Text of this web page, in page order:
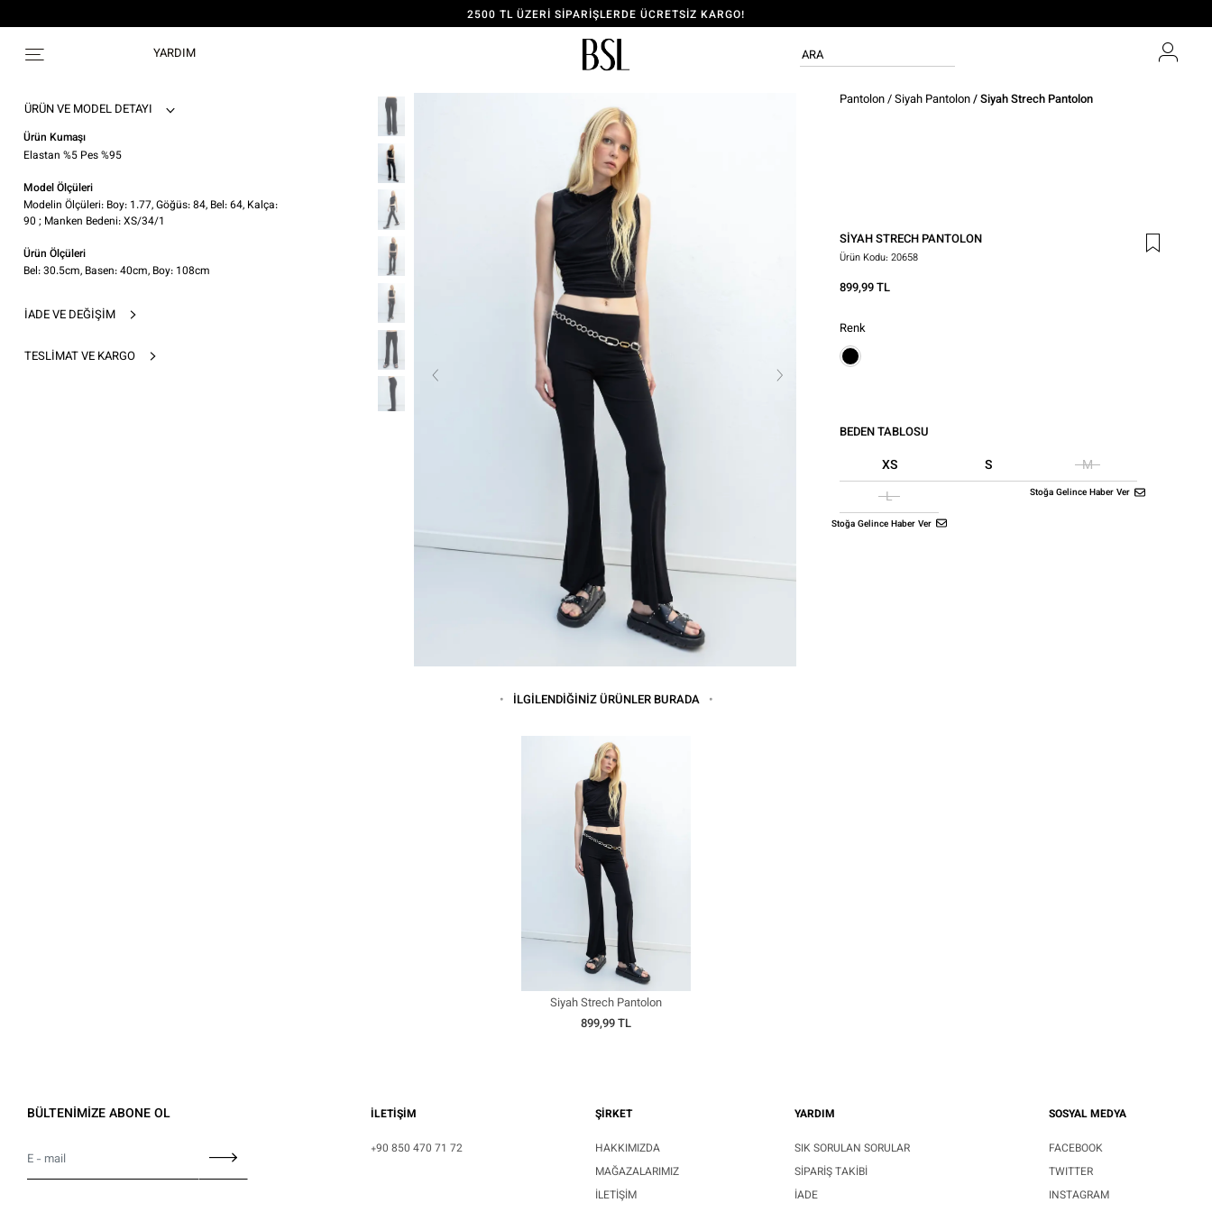
2500 TL ÜZERİ SİPARİŞLERDE ÜCRETSİZ KARGO!
ÜYE OL, 150 TL İNDİRİM KODU KAZAN!
YARDIM
ÜRÜN VE MODEL DETAYI
Ürün Kumaşı
Elastan %5 Pes %95
Model Ölçüleri
Modelin Ölçüleri: Boy: 1.77, Göğüs: 84, Bel: 64, Kalça:
90 ; Manken Bedeni: XS/34/1
Ürün Ölçüleri
Bel: 30.5cm, Basen: 40cm, Boy: 108cm
İADE VE DEĞIŞIM
TESLIMAT VE KARGO
Pantolon/Siyah Pantolon/ Siyah Strech Pantolon
SIYAH STRECH PANTOLON
Ürün Kodu: 20658
899,99 TL
Renk
BEDEN TABLOSU
XS S
Stoğa Gelince Haber Ver
M
Stoğa Gelince Haber Ver
L
İLGİLENDİĞİNİZ ÜRÜNLER BURADA
Siyah Strech Pantolon
899,99 TL
BÜLTENİMİZE ABONE OL İLETİŞİM
+90 850 470 71 72
ŞİRKET
HAKKIMIZDA
MAĞAZALARIMIZ
İLETIŞIM
YARDIM
SIK SORULAN SORULAR
SIPARIŞ TAKIBI
İADE
SOSYAL MEDYA
FACEBOOK
TWITTER
INSTAGRAM